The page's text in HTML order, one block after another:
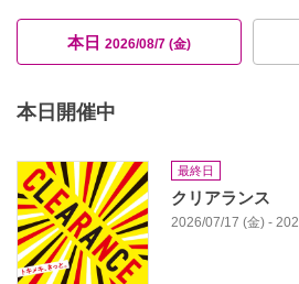
本日 2026/08/7 (金)
本日開催中
最終日
クリアランス
2026/07/17 (金) -